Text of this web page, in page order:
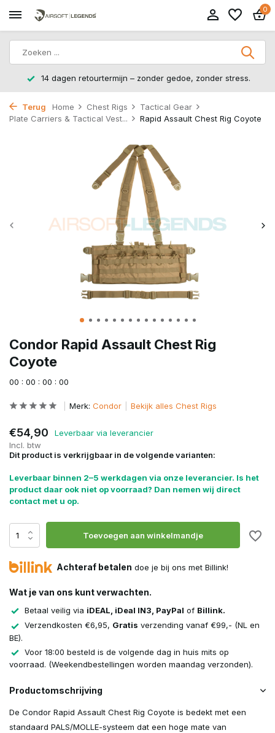
0
14 dagen retourtermijn – zonder gedoe, zonder stress.
Terug Home Chest Rigs
Tactical Gear
Plate Carriers & Tactical Vest...
Rapid Assault Chest Rig Coyote
Condor Rapid Assault Chest Rig
Coyote
00 : 00 : 00 : 00
Merk: Condor Bekijk alles Chest Rigs
€54,90
Leverbaar via leverancier
Incl. btw
Dit product is verkrijgbaar in de volgende varianten:
Leverbaar binnen 2–5 werkdagen via onze leverancier. Is het
product daar ook niet op voorraad? Dan nemen wij direct
contact met u op.
Toevoegen aan winkelmandje
Achteraf betalen doe je bij ons met Billink!
Wat je van ons kunt verwachten.
Betaal veilig via iDEAL, iDeal IN3, PayPal of Billink.
Verzendkosten €6,95, Gratis verzending vanaf €99,- (NL en
BE).
Voor 18:00 besteld is de volgende dag in huis mits op
voorraad. (Weekendbestellingen worden maandag verzonden).
Productomschrijving
De Condor Rapid Assault Chest Rig Coyote is bedekt met een
standaard PALS/MOLLE-systeem dat een hoge mate van